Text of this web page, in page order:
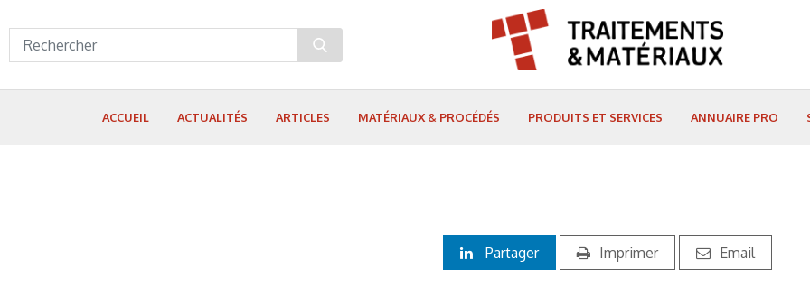
ACCUEIL ACTUALITÉS ARTICLES MATÉRIAUX & PROCÉDÉS PRODUITS ET SERVICES ANNUAIRE PRO
Partager Imprimer Email